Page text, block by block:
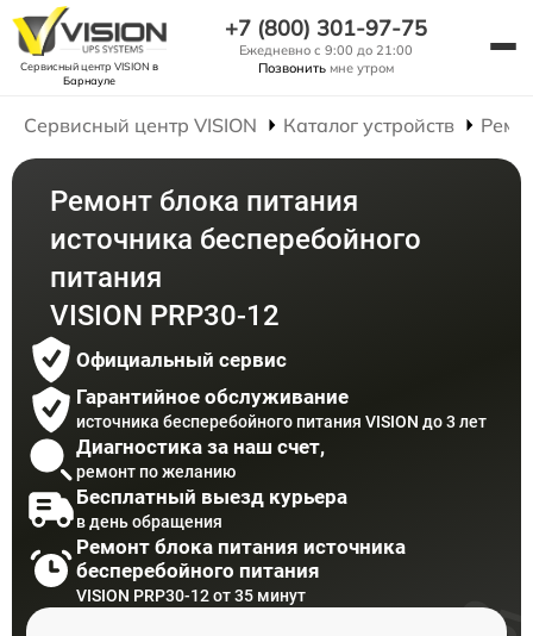
Сервисный центр VISION в
Барнауле
+7 (800) 301-97-75
Ежедневно с 9:00 до 21:00
Позвонить мне утром
Сервисный центр VISION Каталог устройств
Ремонт блока питания
источника бесперебойного
питания
VISION PRP30-12
Официальный сервис
Гарантийное обслуживание
источника бесперебойного питания VISION до 3 лет
Диагностика за наш счет,
ремонт по желанию
Бесплатный выезд курьера
в день обращения
Ремонт блока питания источника
бесперебойного питания
VISION PRP30-12 от 35 минут